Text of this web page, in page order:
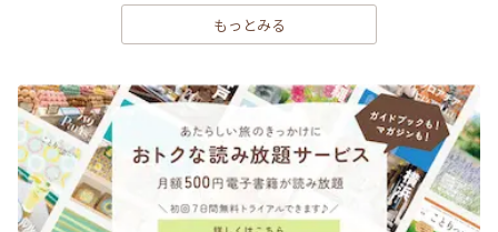
い 梅雨入り前の空模様。。 レインボーブリッ
ジ上空は、夏のような 清々しい青空が 眩しい
#シンボルプロムナード公園 #お台場海浜公園
#ちいさな列車旅 #新都市交通ゆりかもめ #ゆ
りかもめ #ラッピング車両 #芝浦 #有明 #台場 #
レインボーブリッジ #東京
逢えました。 5月22日 撮影 #風景 #紫陽花 #ユ
リ #花さんぽ #シンボルプロムナード公園 #臨
ベイエリア #東京
もっとみる